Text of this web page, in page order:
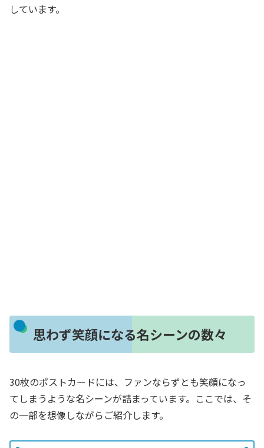
しています。
思わず笑顔になる名シーンの数々
30枚のポストカードには、ファンならずとも笑顔になっ
てしまうような名シーンが詰まっています。ここでは、そ
の一部を想像しながらご紹介します。